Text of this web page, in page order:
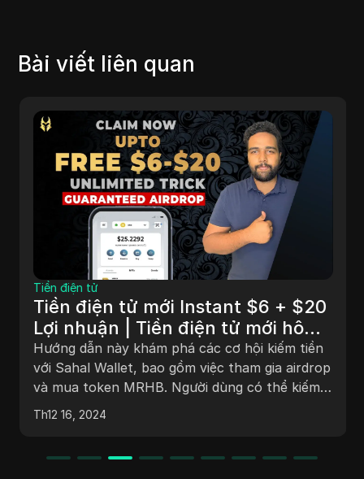
Bài viết liên quan
Tiền điện tử
Tiền điện tử mới Instant $6 + $20
Lợi nhuận | Tiền điện tử mới hôm
nay | Airdrop ví Sahal | Token
MRHB
Hướng dẫn này khám phá các cơ hội kiếm tiền
với Sahal Wallet, bao gồm việc tham gia airdrop
và mua token MRHB. Người dùng có thể kiếm
từ 3 đến 6 đô la, có khả năng tăng lên tới 20 đô
sử dụng các chương trình giới thiệu để có thêm
Th12 16, 2024